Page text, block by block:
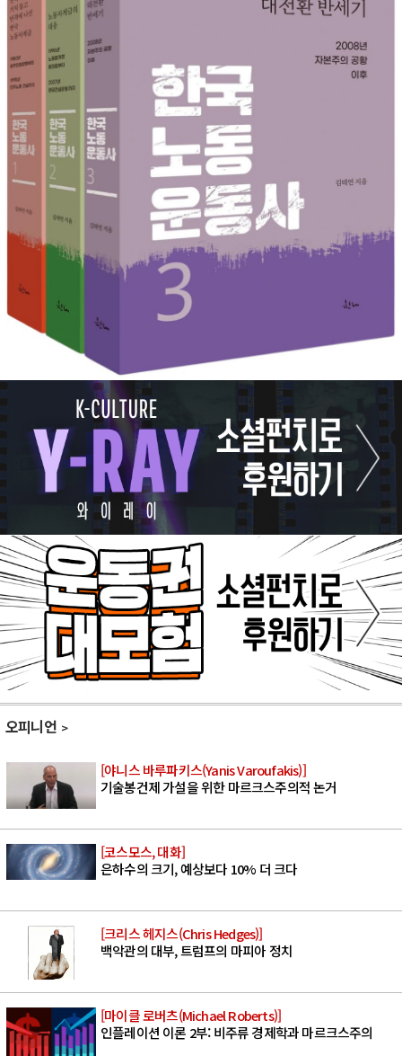
오피니언
[야니스 바루파키스(Yanis Varoufakis)]
기술봉건제 가설을 위한 마르크스주의적 논거
[코스모스, 대화]
은하수의 크기, 예상보다 10% 더 크다
[크리스 헤지스(Chris Hedges)]
백악관의 대부, 트럼프의 마피아 정치
[마이클 로버츠(Michael Roberts)]
인플레이션 이론 2부: 비주류 경제학과 마르크스주의